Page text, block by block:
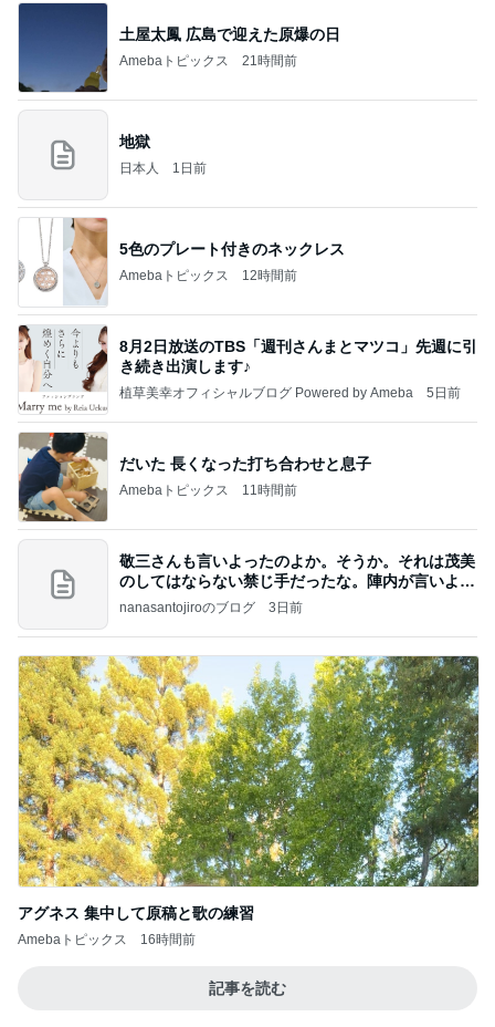
土屋太鳳 広島で迎えた原爆の日
Amebaトピックス 21時間前
地獄
日本人 1日前
5色のプレート付きのネックレス
Amebaトピックス 12時間前
8月2日放送のTBS「週刊さんまとマツコ」先週に引
き続き出演します♪
植草美幸オフィシャルブログ Powered by Ameba 5日前
だいた 長くなった打ち合わせと息子
Amebaトピックス 11時間前
敬三さんも言いよったのよか。そうか。それは茂美
のしてはならない禁じ手だったな。陣内が言いよる
のよ
nanasantojiroのブログ 3日前
アグネス 集中して原稿と歌の練習
Amebaトピックス 16時間前
記事を読む